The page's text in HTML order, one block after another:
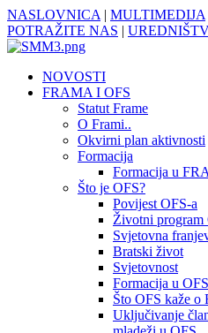
NASLOVNICA | MULTIMEDIJA
POTRAŽITE NAS |
NOVOSTI
FRAMA I OFS
Statut Frame
O Frami..
Okvirni plan aktivnosti
Formacija
Formacija u
Što je OFS?
Povijest OFS-a
Životni program
Svjetovna
Bratski život
Svjetovnost
Formacija u
Što OFS kaže o
Uključivanje